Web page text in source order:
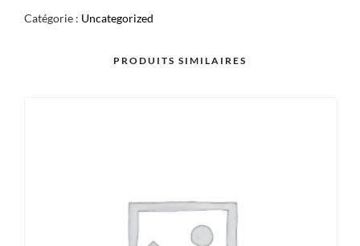
AVOCAT
Catégorie : Uncategorized
PRODUITS SIMILAIRES